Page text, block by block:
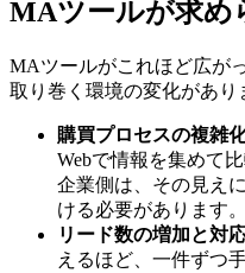
MAツールが求め
MAツールがこれほど広が
取り巻く環境の変化があり
購買プロセスの複雑化
Webで情報を集めて
企業側は、その見え
ける必要があります。
リード数の増加と対
えるほど、一件ずつ